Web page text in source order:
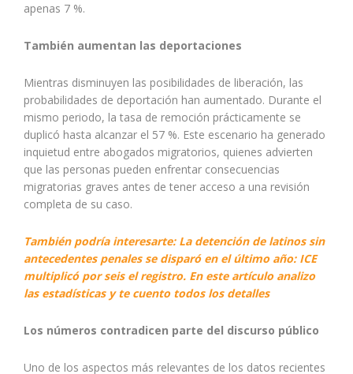
apenas 7 %.
También aumentan las deportaciones
Mientras disminuyen las posibilidades de liberación, las
probabilidades de deportación han aumentado. Durante el
mismo periodo, la tasa de remoción prácticamente se
duplicó hasta alcanzar el 57 %. Este escenario ha generado
inquietud entre abogados migratorios, quienes advierten
que las personas pueden enfrentar consecuencias
migratorias graves antes de tener acceso a una revisión
completa de su caso.
También podría interesarte: La detención de latinos sin
antecedentes penales se disparó en el último año: ICE
multiplicó por seis el registro. En este artículo analizo
las estadísticas y te cuento todos los detalles
Los números contradicen parte del discurso público
Uno de los aspectos más relevantes de los datos recientes